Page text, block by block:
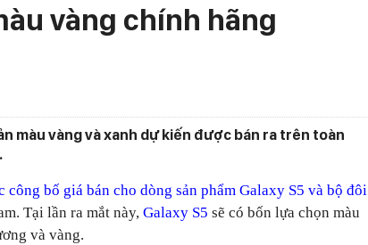
vàng chính hãng
màu vàng và xanh dự kiến được bán ra trên toàn
công bố giá bán cho dòng sản phẩm Galaxy S5 và bộ đôi
Tại lần ra mắt này, Galaxy S5 sẽ có bốn lựa chọn màu
và vàng.